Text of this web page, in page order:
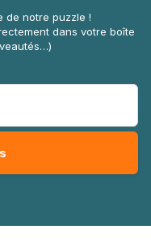
de notre puzzle !
dans votre boîte